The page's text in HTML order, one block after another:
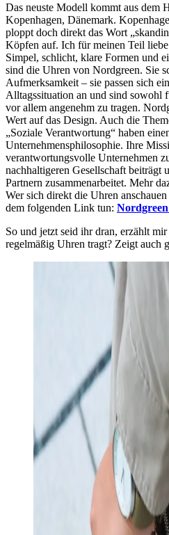
Das neuste Modell kommt aus dem
Kopenhagen, Dänemark.
ploppt doch direkt das Wort
Köpfen auf. Ich für meinen Teil
Simpel, schlicht, klare Formen und
sind die Uhren von Nordgreen. Sie
Aufmerksamkeit – sie passen sich
Alltagssituation an und sind sowohl
vor allem angenehm zu tragen.
Wert auf das Design. Auch die
„Soziale Verantwortung“ haben
Unternehmensphilosophie. Ihre
verantwortungsvolle Unternehmen
nachhaltigeren Gesellschaft beiträgt
Partnern zusammenarbeitet. Mehr
Wer sich direkt die Uhren
dem folgenden Link tun:
So und jetzt seid ihr dran, erzählt
regelmäßig Uhren tragt? Zeigt auch